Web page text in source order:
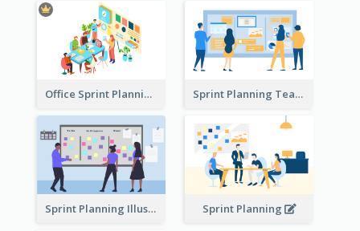
Office Sprint Planning Sprint Planning Team
Sprint Planning Illustration Sprint Planning